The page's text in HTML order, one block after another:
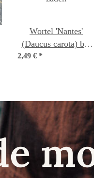
Wortel 'Nantes'
(Daucus carota) bio
2,49 € *